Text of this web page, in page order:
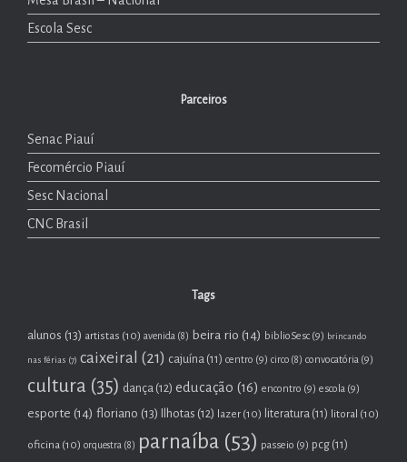
Escola Sesc
Parceiros
Senac Piauí
Fecomércio Piauí
Sesc Nacional
CNC Brasil
Tags
alunos (13) artistas (10) avenida (8) beira rio (14) biblioSesc (9) brincando
nas férias (7) caixeiral (21) cajuína (11) centro (9) circo (8) convocatória (9)
cultura (35) dança (12) educação (16) encontro (9) escola (9)
esporte (14) floriano (13) Ilhotas (12) lazer (10) literatura (11) litoral (10)
oficina (10) orquestra (8) parnaíba (53) passeio (9) pcg (11)